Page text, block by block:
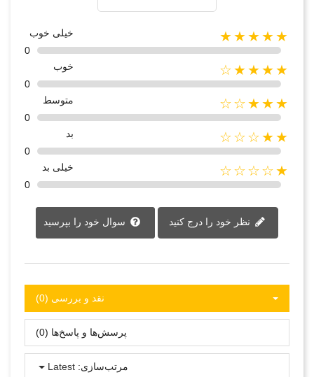
★★★★★
خیلی خوب
0
★★★★☆
خوب
0
★★★☆☆
متوسط
0
★★☆☆☆
بد
0
★☆☆☆☆
خیلی بد
0
سوال خود را بپرسید
نقد و بررسی‌‌ (0)
پرسش‌ها و پاسخ‌ها (0)
مرتب‌سازی: Latest